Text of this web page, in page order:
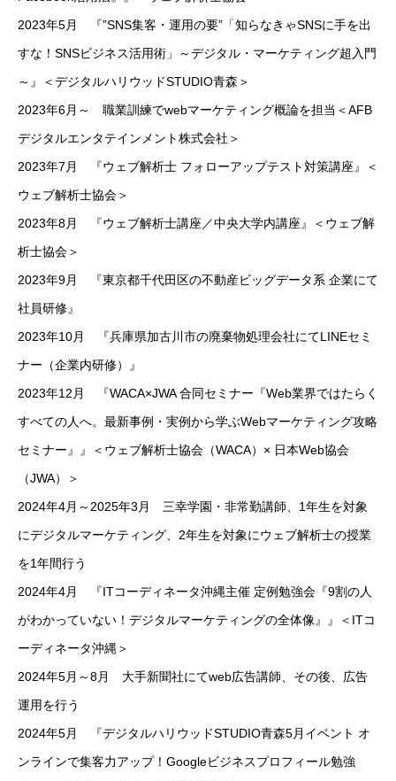
2023年5月 『”SNS集客・運用の要”「知らなきゃSNSに手を出
すな！SNSビジネス活用術」～デジタル・マーケティング超入門
～』＜デジタルハリウッドSTUDIO青森＞
2023年6月～ 職業訓練でwebマーケティング概論を担当＜AFB
デジタルエンタテインメント株式会社＞
2023年7月 『ウェブ解析士 フォローアップテスト対策講座』＜
ウェブ解析士協会＞
2023年8月 『ウェブ解析士講座／中央大学内講座』＜ウェブ解
析士協会＞
2023年9月 『東京都千代田区の不動産ビッグデータ系 企業にて
社員研修』
2023年10月 『兵庫県加古川市の廃棄物処理会社にてLINEセミ
ナー（企業内研修）』
2023年12月 『WACA×JWA 合同セミナー『Web業界ではたらく
すべての人へ。最新事例・実例から学ぶWebマーケティング攻略
セミナー』』＜ウェブ解析士協会（WACA）× 日本Web協会
（JWA）＞
2024年4月～2025年3月 三幸学園・非常勤講師、1年生を対象
にデジタルマーケティング、2年生を対象にウェブ解析士の授業
を1年間行う
2024年4月 『ITコーディネータ沖縄主催 定例勉強会『9割の人
がわかっていない！デジタルマーケティングの全体像』』＜ITコ
ーディネータ沖縄＞
2024年5月～8月 大手新聞社にてweb広告講師、その後、広告
運用を行う
2024年5月 『デジタルハリウッドSTUDIO青森5月イベント オ
ンラインで集客力アップ！Googleビジネスプロフィール勉強